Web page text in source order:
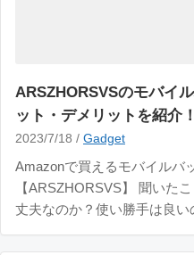
ARSZHORSVSのモバイ
ット・デメリットを紹介！
2023/7/18 / Gadget
Amazonで買えるモバイルバ
【ARSZHORSVS】 聞いた
丈夫なのか？使い勝手は良い